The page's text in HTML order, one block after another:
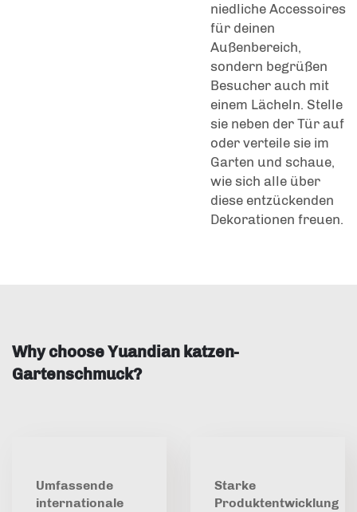
niedliche Accessoires
für deinen
Außenbereich,
sondern begrüßen
Besucher auch mit
einem Lächeln. Stelle
sie neben der Tür auf
oder verteile sie im
Garten und schaue,
wie sich alle über
diese entzückenden
Dekorationen freuen.
Why choose Yuandian katzen-
Gartenschmuck?
Umfassende
internationale
Starke
Produktentwicklung